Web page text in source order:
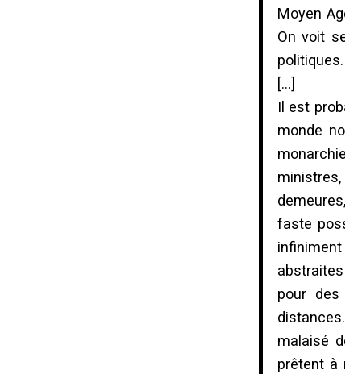
Moyen
On voit
politiques.
[…]
Il est
monde
faste
pour
malaisé
prêtent à